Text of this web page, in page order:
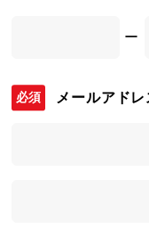
ー
メールアドレ